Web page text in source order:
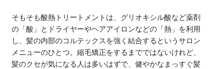
そもそも酸熱トリートメントは、グリオキシル酸など薬剤
の「酸」とドライヤーやヘアアイロンなどの「熱」を利用
し、髪の内部のコルテックスを強く結合するというサロン
メニューのひとつ。縮毛矯正をするまでではないけれど、
髪のクセが気になる人は多いはずで、健やかなまっすぐ髪